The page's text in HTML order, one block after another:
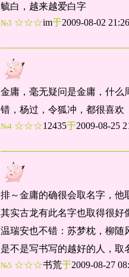
毓白，越来越爱白字
№3 ☆☆☆im于2009-08-02
金庸，毫无疑问是金庸，什么
错，杨过，令狐冲，都很喜欢
№4 ☆☆☆12435于2009-08-25
排～金庸的确很会取名字，他
其实古龙有此名字也取得很好
温瑞安也不错：苏梦枕，柳随
是不是写书写的越好的人，取
№5 ☆☆☆书荒于2009-08-27